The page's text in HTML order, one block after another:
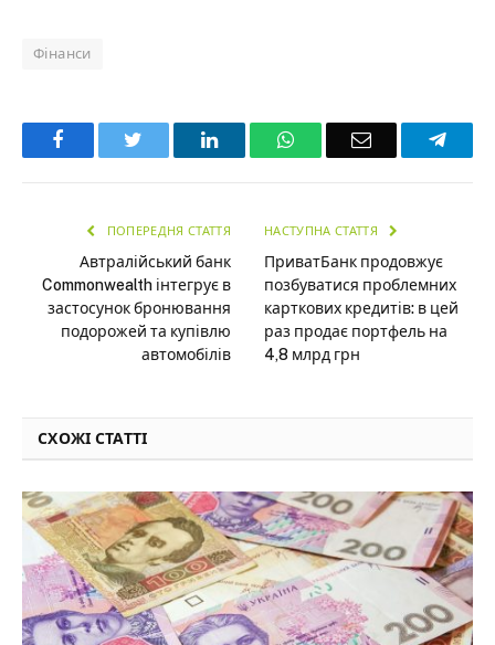
Фінанси
Facebook LinkedInWhatsAppEmail
ПОПЕРЕДНЯ СТАТТЯ
Автралійський банк
Commonwealth інтегрує в
застосунок бронювання
подорожей та купівлю
автомобілів
НАСТУПНА СТАТТЯ
ПриватБанк продовжує
позбуватися проблемних
карткових кредитів: в цей
раз продає портфель на
4,8 млрд грн
СХОЖІ СТАТТІ